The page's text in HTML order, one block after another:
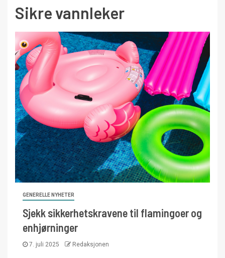
Sikre vannleker
GENERELLE NYHETER
Sjekk sikkerhetskravene til flamingoer og
enhjørninger
7. juli 2025 Redaksjonen